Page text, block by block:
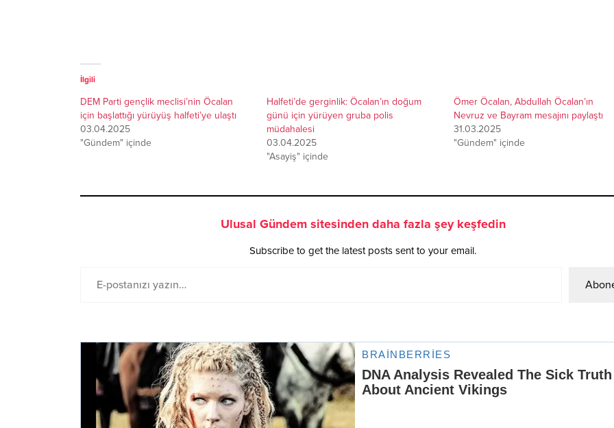
İlgili
DEM Parti gençlik meclisi’nin Öcalan
için başlattığı yürüyüş halfeti’ye ulaştı
03.04.2025
"Gündem" içinde
Halfeti’de gerginlik: Öcalan’ın doğum
günü için yürüyen gruba polis
müdahalesi
03.04.2025
"Asayiş" içinde
Ömer Öcalan, Abdullah Öcalan’ın
Nevruz ve Bayram mesajını paylaştı
31.03.2025
"Gündem" içinde
Ulusal Gündem sitesinden daha fazla şey keşfedin
Subscribe to get the latest posts sent to your email.